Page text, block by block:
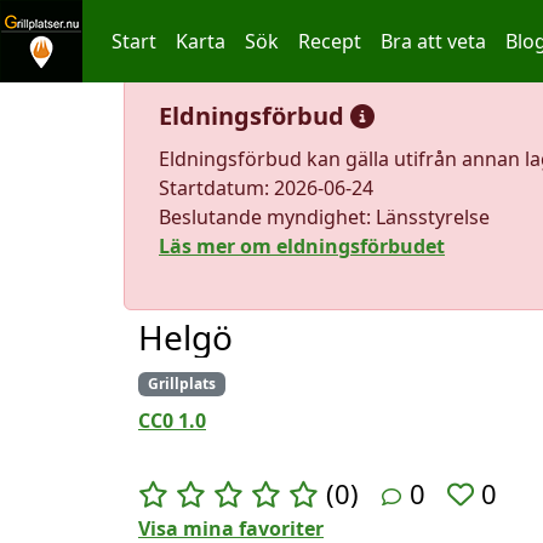
Start Karta Sök Recept Bra att veta
Eldningsförbud
Eldningsförbud kan gälla utifrån annan
Startdatum: 2026-06-24
Beslutande myndighet: Länsstyrelse
Läs mer om eldningsförbudet
Helgö
Grillplats
CC0 1.0
(0) 0 0
Visa mina favoriter